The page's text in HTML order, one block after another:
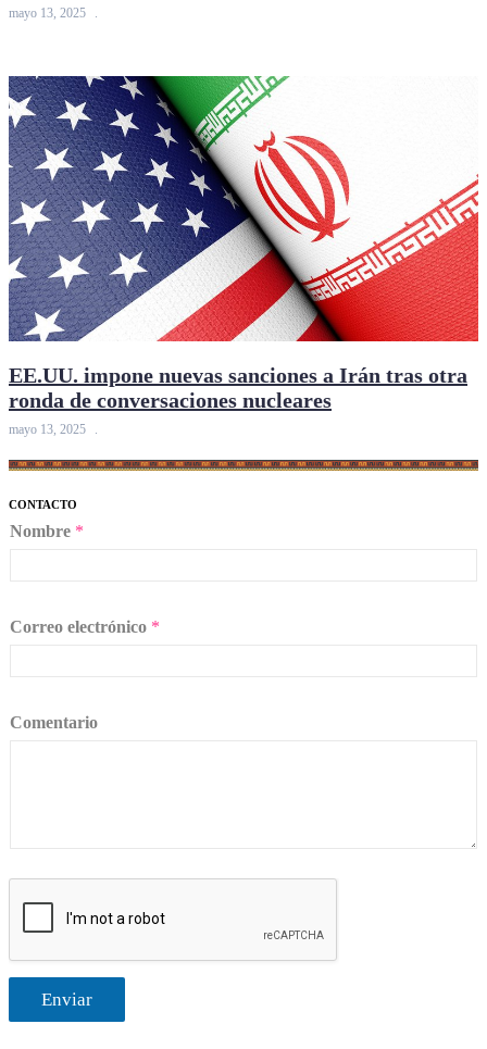
mayo 13, 2025
EE.UU. impone nuevas sanciones a Irán tras otra
ronda de conversaciones nucleares
mayo 13, 2025
CONTACTO
Nombre *
Correo electrónico *
Comentario
Enviar